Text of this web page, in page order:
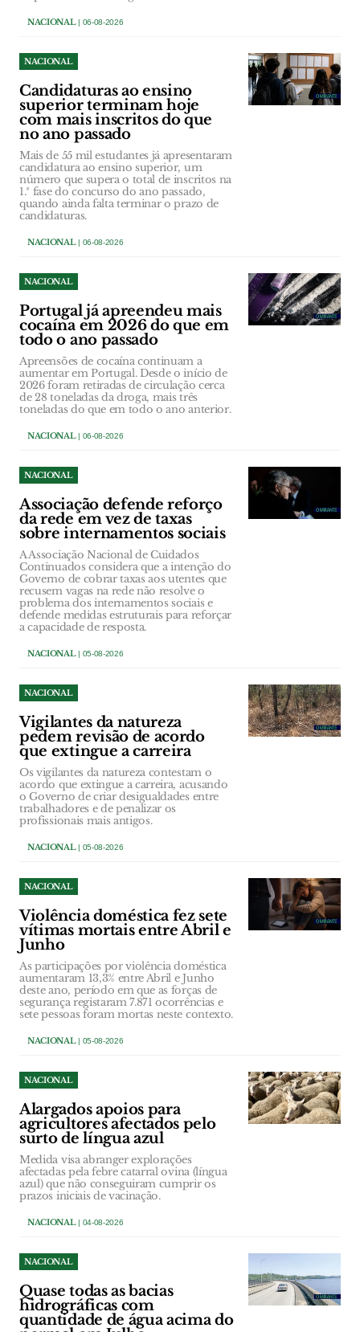
NACIONAL| 06-08-2026
NACIONAL
Candidaturas ao ensino
superior terminam hoje
com mais inscritos do que
no ano passado
Mais de 55 mil estudantes já apresentaram
candidatura ao ensino superior, um
número que supera o total de inscritos na
1.ª fase do concurso do ano passado,
quando ainda falta terminar o prazo de
candidaturas.
NACIONAL| 06-08-2026
NACIONAL
Portugal já apreendeu mais
cocaína em 2026 do que em
todo o ano passado
Apreensões de cocaína continuam a
aumentar em Portugal. Desde o início de
2026 foram retiradas de circulação cerca
de 28 toneladas da droga, mais três
toneladas do que em todo o ano anterior.
NACIONAL| 06-08-2026
NACIONAL
Associação defende reforço
da rede em vez de taxas
sobre internamentos sociais
A Associação Nacional de Cuidados
Continuados considera que a intenção do
Governo de cobrar taxas aos utentes que
recusem vagas na rede não resolve o
problema dos internamentos sociais e
defende medidas estruturais para reforçar
a capacidade de resposta.
NACIONAL| 05-08-2026
NACIONAL
Vigilantes da natureza
pedem revisão de acordo
que extingue a carreira
Os vigilantes da natureza contestam o
acordo que extingue a carreira, acusando
o Governo de criar desigualdades entre
trabalhadores e de penalizar os
profissionais mais antigos.
NACIONAL| 05-08-2026
NACIONAL
Violência doméstica fez sete
vítimas mortais entre Abril e
Junho
As participações por violência doméstica
aumentaram 13,3% entre Abril e Junho
deste ano, período em que as forças de
segurança registaram 7.871 ocorrências e
sete pessoas foram mortas neste contexto.
NACIONAL| 05-08-2026
NACIONAL
Alargados apoios para
agricultores afectados pelo
surto de língua azul
Medida visa abranger explorações
afectadas pela febre catarral ovina (língua
azul) que não conseguiram cumprir os
prazos iniciais de vacinação.
NACIONAL| 04-08-2026
NACIONAL
Quase todas as bacias
hidrográficas com
quantidade de água acima do